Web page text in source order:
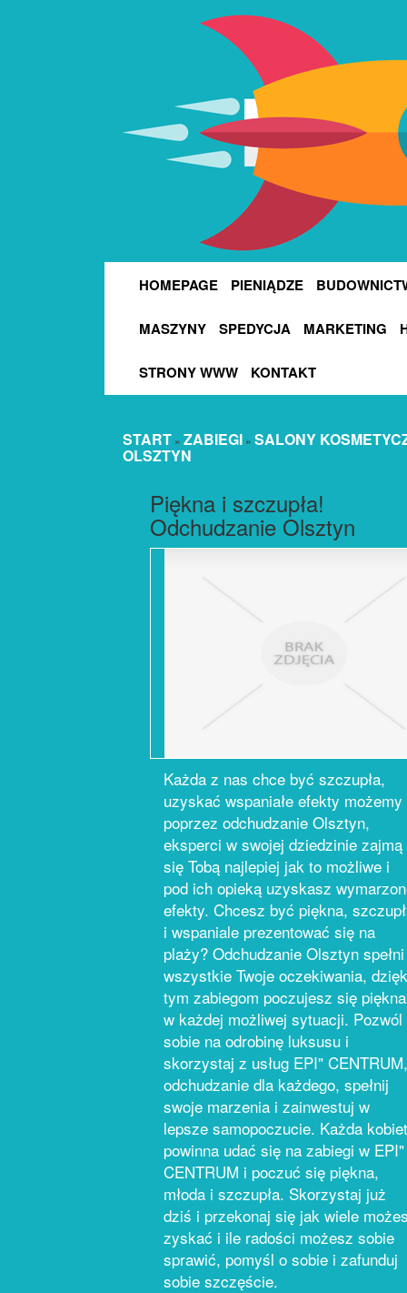
HOMEPAGE PIENIĄDZE
MASZYNY SPEDYCJA MARKETING
STRONY WWW KONTAKT
START » ZABIEGI » SALONY
OLSZTYN
Piękna i szczupła!
Odchudzanie Olsztyn
Każda z nas chce być szczupła,
uzyskać wspaniałe efekty możemy
poprzez odchudzanie Olsztyn,
eksperci w swojej dziedzinie zajmą
się Tobą najlepiej jak to możliwe i
pod ich opieką uzyskasz
efekty. Chcesz być piękna,
i wspaniale prezentować się na
plaży? Odchudzanie Olsztyn spełni
wszystkie Twoje oczekiwania,
tym zabiegom poczujesz się piękna
w każdej możliwej sytuacji. Pozwól
sobie na odrobinę luksusu i
skorzystaj z usług EPI" CENTRUM,
odchudzanie dla każdego, spełnij
swoje marzenia i zainwestuj w
lepsze samopoczucie. Każda
powinna udać się na zabiegi w EPI"
CENTRUM i poczuć się piękna,
młoda i szczupła. Skorzystaj już
dziś i przekonaj się jak wiele
zyskać i ile radości możesz sobie
sprawić, pomyśl o sobie i zafunduj
sobie szczęście.